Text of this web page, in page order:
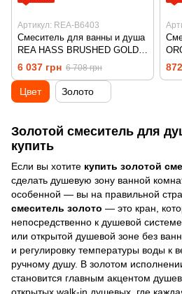
Артикул: REA-B6403
Смеситель для ванны и душа
REA HASS BRUSHED GOLD
настенный без излива
6 037 грн 6 708 грн
Золотой смеситель для
купить
Если вы хотите купить золотой
сделать душевую зону ванной
особенной — вы на правильной
смеситель золото — это кран,
непосредственно к душевой
или открытой душевой зоне без
и регулировку температуры воды к
ручному душу. В золотом
становится главным акцентом
Цвет Золото